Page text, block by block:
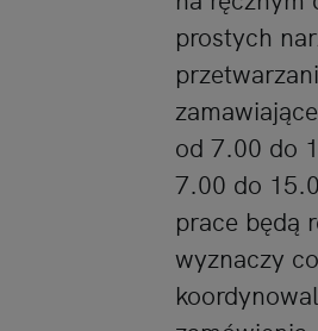
prostych
od 7.00 do
7.00 do
prace będą
wyznaczy